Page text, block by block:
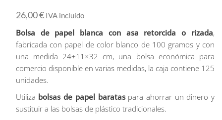
26,00€ IVA incluido
Bolsa de papel blanca con asa retorcida o rizada,
fabricada con papel de color blanco de 100 gramos y con
una medida 24+11×32 cm, una bolsa económica para
comercio disponible en varias medidas, la caja contiene 125
unidades.
Utiliza bolsas de papel barataspara ahorrar un dinero y
sustituir a las bolsas de plástico tradicionales.